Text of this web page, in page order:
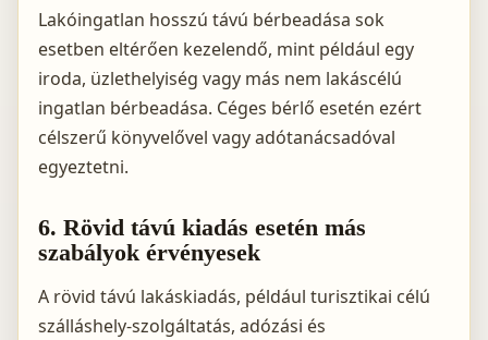
Lakóingatlan hosszú távú bérbeadása sok
esetben eltérően kezelendő, mint például egy
iroda, üzlethelyiség vagy más nem lakáscélú
ingatlan bérbeadása. Céges bérlő esetén ezért
célszerű könyvelővel vagy adótanácsadóval
egyeztetni.
6. Rövid távú kiadás esetén más
szabályok érvényesek
A rövid távú lakáskiadás, például turisztikai célú
szálláshely-szolgáltatás, adózási és